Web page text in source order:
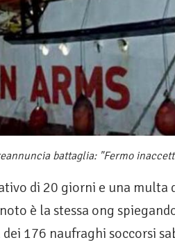
battaglia: "Fermo
di 20 giorni e una multa
è la stessa ong
176 naufraghi soccorsi